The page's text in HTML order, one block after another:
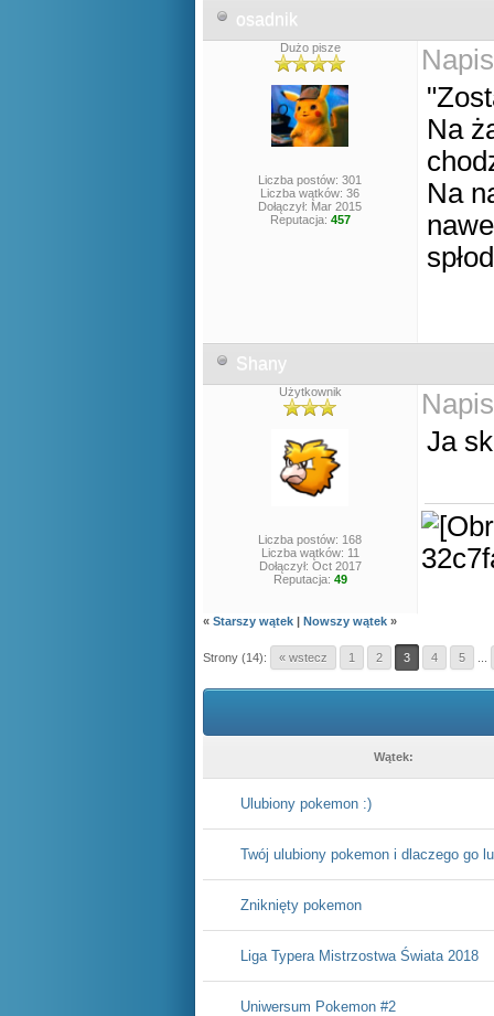
osadnik
Dużo pisze
Liczba postów: 301
Liczba wątków: 36
Dołączył: Mar 2015
Reputacja: 457
Na
Na
Shany
Użytkownik
Liczba postów: 168
Liczba wątków: 11
Dołączył: Oct 2017
Reputacja: 49
Ja
« Starszy wątek | Nowszy wątek »
Strony (14): « wstecz 1 2 3 4 5
Wątek:
Ulubiony pokemon :)
Twój ulubiony pokemon i dlaczego go
Zniknięty pokemon
Liga Typera Mistrzostwa Świata 2018
Uniwersum Pokemon #2